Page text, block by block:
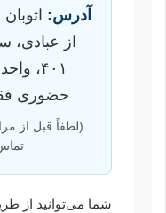
آدرس:
از عبادی،
حضوری
(لطفاً قبل از
شما می‌توانید از